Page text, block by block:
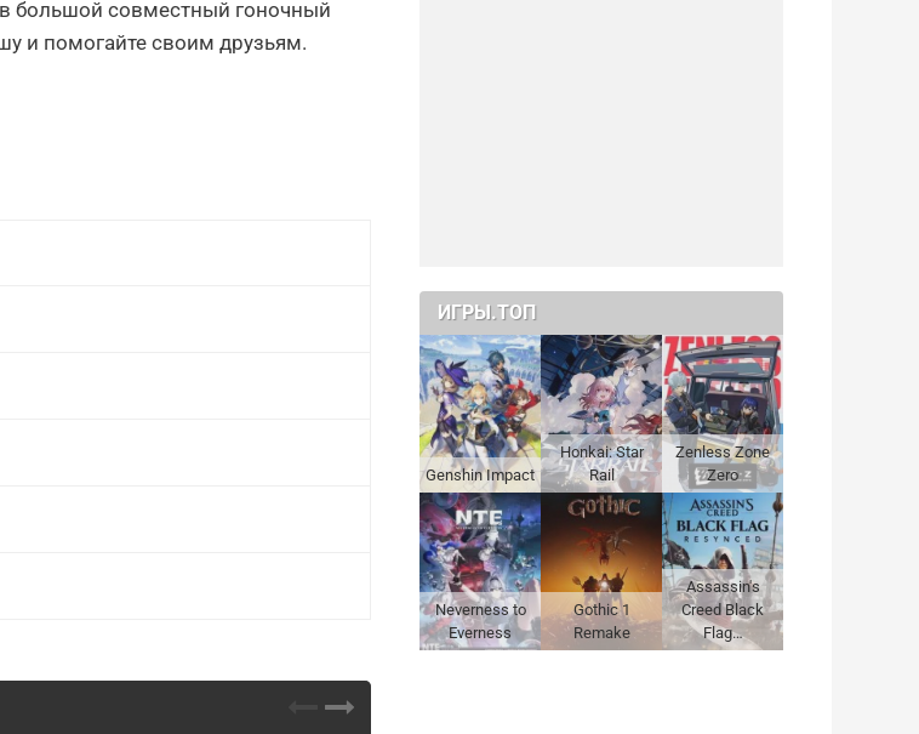
в большой совместный гоночный
и помогайте своим друзьям.
ИГРЫ.ТОП
Genshin Impact
Honkai: Star
Rail
Zenless Zone
Zero
Neverness to
Everness
Gothic 1
Remake
Assassin's
Creed Black
Flag…